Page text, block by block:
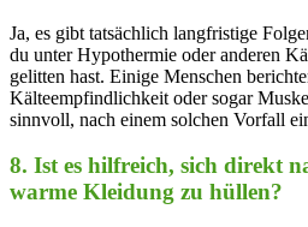
Ja, es gibt tatsächlich ‌langfristige
du unter Hypothermie oder ‌anderen
gelitten hast. Einige Menschen
Kälteempfindlichkeit oder⁢ sogar
sinnvoll, nach einem ⁢solchen Vorfall
8. Ist es⁢ hilfreich,​ sich direkt
warme Kleidung‌ zu ⁤hüllen?